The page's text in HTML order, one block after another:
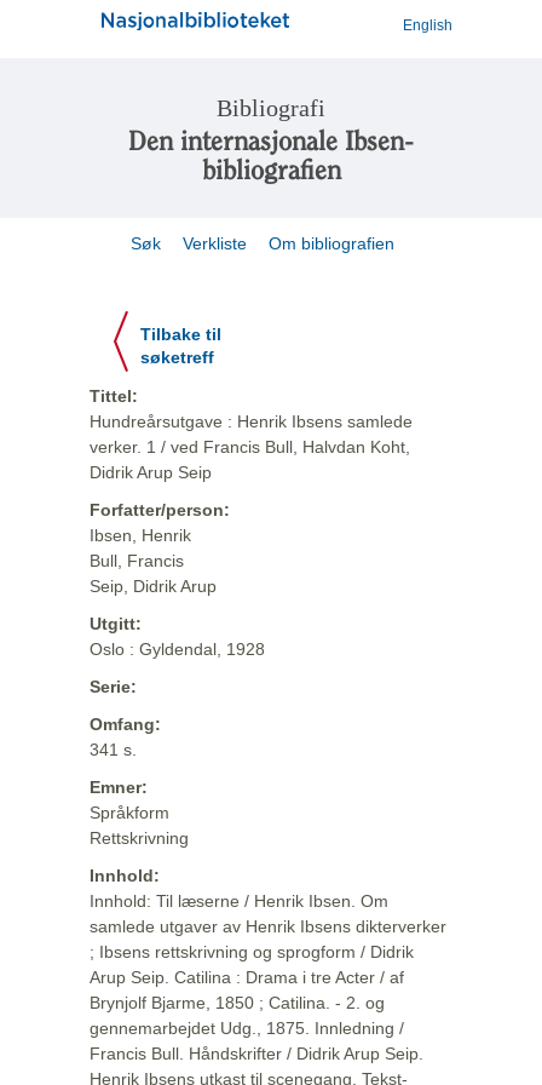
English
Bibliografi
Den internasjonale Ibsen-
bibliografien
Søk Verkliste Om bibliografien
Tilbake til
søketreff
Tittel:
Hundreårsutgave : Henrik Ibsens samlede
verker. 1 / ved Francis Bull, Halvdan Koht,
Didrik Arup Seip
Forfatter/person:
Ibsen, Henrik
Bull, Francis
Seip, Didrik Arup
Utgitt:
Oslo : Gyldendal, 1928
Serie:
Omfang:
341 s.
Emner:
Språkform
Rettskrivning
Innhold:
Innhold: Til læserne / Henrik Ibsen. Om
samlede utgaver av Henrik Ibsens dikterverker
; Ibsens rettskrivning og sprogform / Didrik
Arup Seip. Catilina : Drama i tre Acter / af
Brynjolf Bjarme, 1850 ; Catilina. - 2. og
gennemarbejdet Udg., 1875. Innledning /
Francis Bull. Håndskrifter / Didrik Arup Seip.
Henrik Ibsens utkast til scenegang. Tekst-